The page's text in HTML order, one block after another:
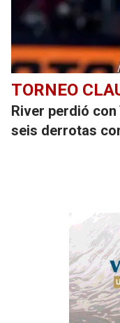
TORNEO
River perdió
seis derrotas